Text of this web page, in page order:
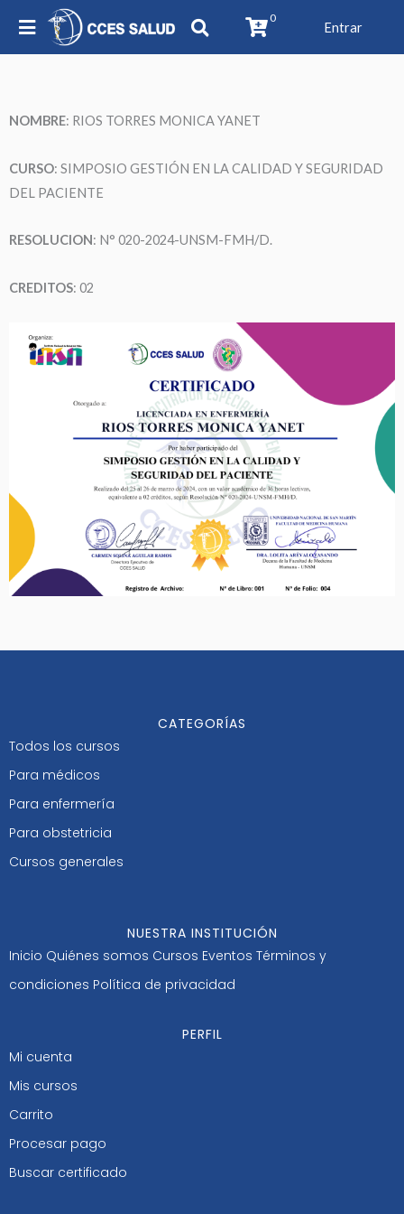
0
Entrar
NOMBRE: RIOS TORRES MONICA YANET
CURSO: SIMPOSIO GESTIÓN EN LA CALIDAD Y SEGURIDAD
DEL PACIENTE
RESOLUCION: N° 020-2024-UNSM-FMH/D.
CREDITOS: 02
CATEGORÍAS
Todos los cursos
Para médicos
Para enfermería
Para obstetricia
Cursos generales
NUESTRA INSTITUCIÓN
Inicio Quiénes somos Cursos Eventos Términos y
condiciones Política de privacidad
PERFIL
Mi cuenta
Mis cursos
Carrito
Procesar pago
Buscar certificado